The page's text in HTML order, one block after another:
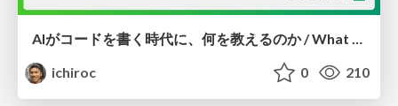
ichiroc
0 210